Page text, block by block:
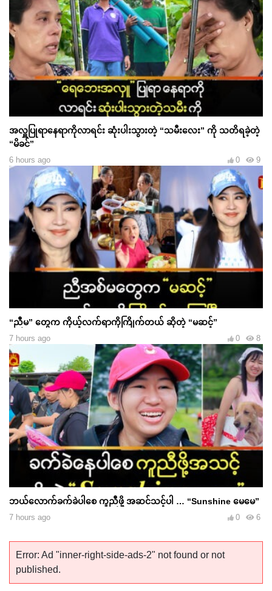
အလှူပြုရာနေရာကိုလာရင်း ဆုံးပါးသွားတဲ့ “သမီးလေး” ကို သတိရ‌‌ခဲ့တဲ့
“မိခင်”
6 hours ago 9
0
“ညီမ” တွေက ကိုယ့်လက်ရာကိုကြိုက်တယ် ဆိုတဲ့ “မဆင့်”
7 hours ago 8
0
ဘယ်လောက်ခက်ခဲပါစေ ကူညီဖို့ အဆင်သင့်ပါ … “Sunshine မေမေ”
7 hours ago 6
0
Error: Ad "inner-right-side-ads-2" not found or not
published.